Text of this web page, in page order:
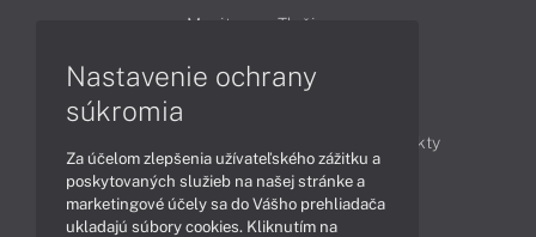
Monitory
Tlačiarne
Produkty
Technológie
Videá
Nastavenie ochrany
súkromia
Za účelom zlepšenia užívateľského zážitku a
poskytovaných služieb na našej stránke a
marketingové účely sa do Vášho prehliadača
ukladajú súbory cookies. Kliknutím na